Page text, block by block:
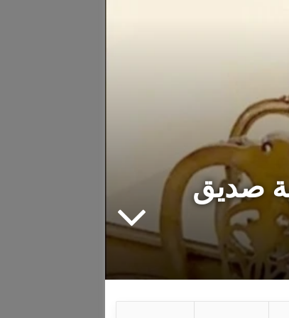
صديق